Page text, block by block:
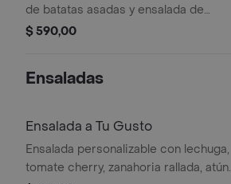
de batatas asadas y ensalada de
lechuga, remolacha y maíz. Guarnición
$ 590,00
Ensaladas
Ensalada a Tu Gusto
Ensalada personalizable con lechuga,
tomate cherry, zanahoria rallada, atún,